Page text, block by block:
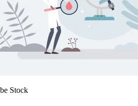
Stock